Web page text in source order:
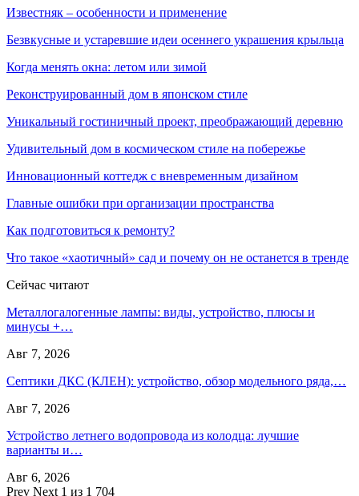
Известняк – особенности и применение
Безвкусные и устаревшие идеи осеннего украшения крыльца
Когда менять окна: летом или зимой
Реконструированный дом в японском стиле
Уникальный гостиничный проект, преображающий деревню
Удивительный дом в космическом стиле на побережье
Инновационный коттедж с вневременным дизайном
Главные ошибки при организации пространства
Как подготовиться к ремонту?
Что такое «хаотичный» сад и почему он не останется в тренде
Сейчас читают
Металлогалогенные лампы: виды, устройство, плюсы и
минусы +…
Авг 7, 2026
Септики ДКС (КЛЕН): устройство, обзор модельного ряда,…
Авг 7, 2026
Устройство летнего водопровода из колодца: лучшие
варианты и…
Авг 6, 2026
Prev Next 1 из 1 704